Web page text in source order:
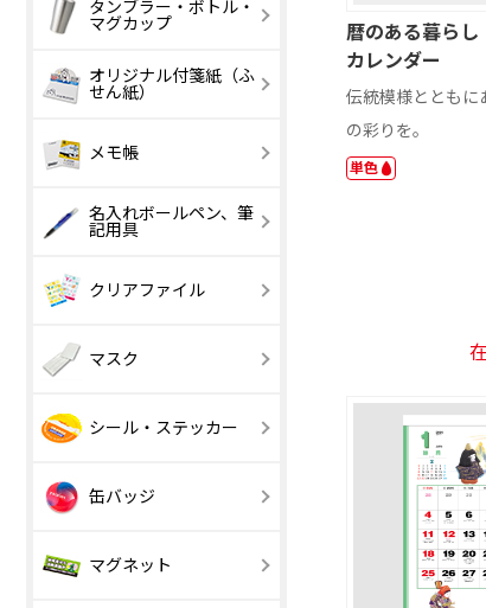
エコバッグ
チ
マジックテープ
付き
マチ
B4 サ
1 ～ 200 円
バークロスフル
カラー
ァイバ
コンパクトクリ
タンブラー・ボトル・
マグカップ
オリジナル付箋紙（ふ
せん紙）
表紙カバー付付
箋Aタイプ
台紙
ポップ
箋C
ユニーク付箋
FSC🄬
カバ
台紙付
ト
メモ帳
名入れボールペン、筆
記用具
多色ボ
ぺ
（
101 ～
クリアファイル
マスク
シール・ステッカー
缶バッジ
マグ
マグネット
暦のある暮ら
カレンダー
伝統模様とともに
の彩りを。
単色